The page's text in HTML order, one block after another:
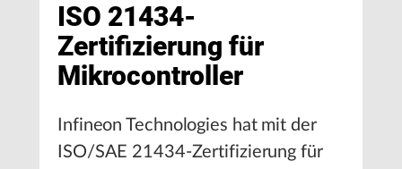
ISO 21434-
Zertifizierung für
Mikrocontroller
Infineon Technologies hat mit der
ISO/SAE 21434-Zertifizierung für